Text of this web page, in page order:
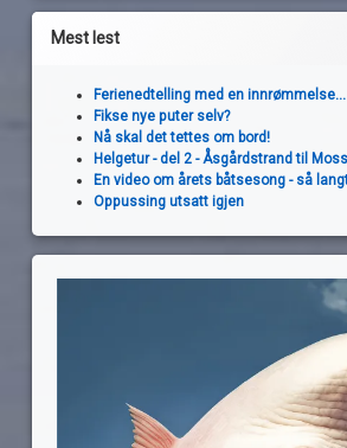
Mest lest
Ferienedtelling med en innrømmelse...
Fikse nye puter selv?
Nå skal det tettes om bord!
Helgetur - del 2 - Åsgårdstrand til Moss
En video om årets båtsesong - så
Oppussing utsatt igjen